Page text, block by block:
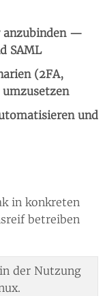
anzubinden —
SAML
(2FA,
und
in konkreten
betreiben
der Nutzung